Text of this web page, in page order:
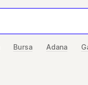
Bursa Adana